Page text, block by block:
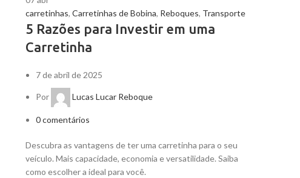
carretinhas, Carretinhas de Bobina, Reboques, Transporte
5 Razões para Investir em uma
Carretinha
7 de abril de 2025
Por Lucas Lucar Reboque
0comentários
Descubra as vantagens de ter uma carretinha para o seu
veículo. Mais capacidade, economia e versatilidade. Saiba
como escolher a ideal para você.